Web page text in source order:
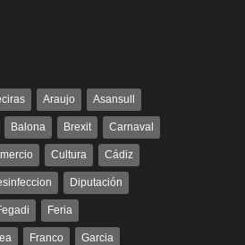
Araujo Asansull
Balona Brexit Carnaval
Cultura Cádiz
Diputación
Feria
Franco Garcia